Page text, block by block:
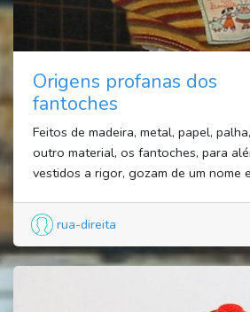
Origens profanas dos
fantoches
Feitos de madeira, metal, papel,
outro material, os fantoches, para
vestidos a rigor, gozam de um nome
rua-direita